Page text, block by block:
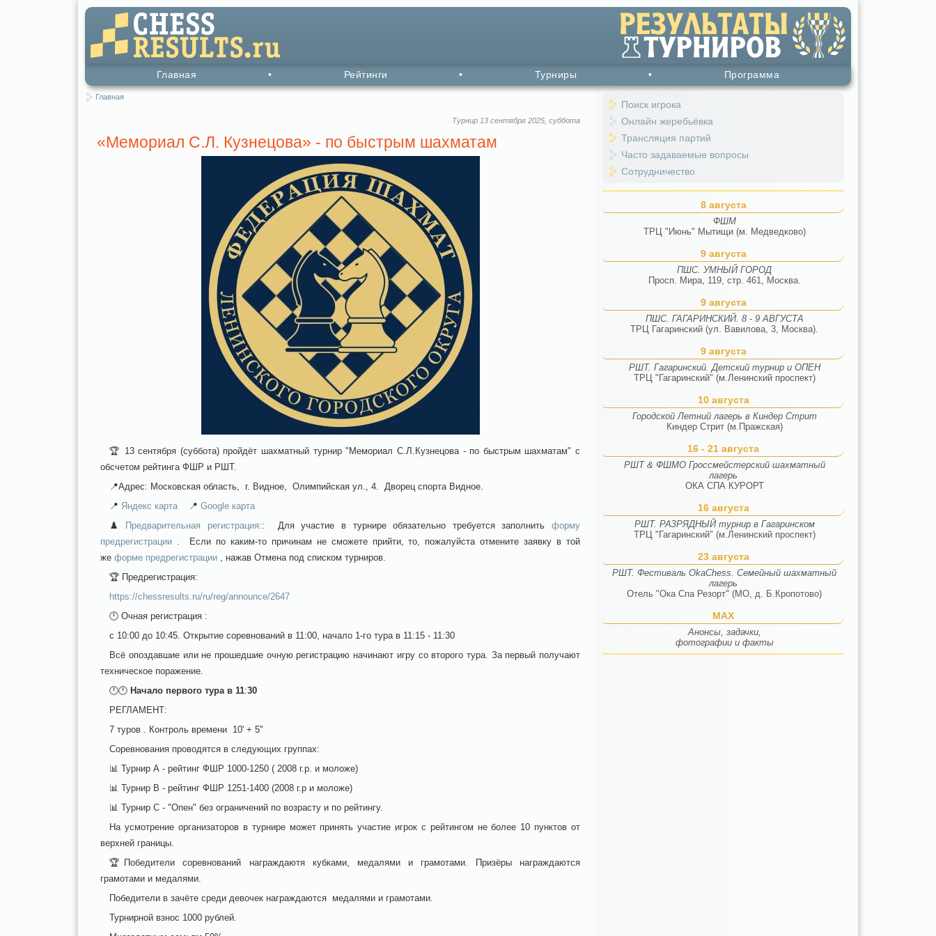
Главная • Рейтинги • Турниры • Программа
Главная
Турнир 13 сентября 2025, суббота
«Мемориал С.Л. Кузнецова» - по быстрым шахматам
🏆 13 сентября (суббота) пройдёт шахматный турнир "Мемориал С.Л.Кузнецова - по быстрым шахматам" с
обсчетом рейтинга ФШР и РШТ.
📍Адрес: Московская область, г. Видное, Олимпийская ул., 4. Дворец спорта Видное.
📍 Яндекс карта 📍Google карта
♟️
Предварительная регистрация:: Для участие в турнире обязательно требуется заполнитьформу
предрегистрации
. Если по каким-то причинам не сможете прийти, то, пожалуйста отмените заявку в той
жеформе предрегистрации
, нажав Отмена ​​под списком турниров.
🏆 Предрегистрация:
https://chessresults.ru/ru/reg/announce/2647
🕛 Очная регистрация :
с 10:00 до 10:45. Открытие соревнований в 11:00, начало 1-го тура в 11:15 - 11:30
Всё опоздавшие или не прошедшие очную регистрацию начинают игру со второго тура. За первый получают
техническое поражение.
🕛🕛 Начало первого тура в 11:30
РЕГЛАМЕНТ:
7 туров . Контроль времени 10' + 5"
Соревнования проводятся в следующих группах:
📊 Турнир А - рейтинг ФШР 1000-1250 ( 2008 г.р. и моложе)
📊 Турнир В - рейтинг ФШР 1251-1400 (2008 г.р и моложе)
📊 Турнир С - "Опен" без ограничений по возрасту и по рейтингу.
На усмотрение организаторов в турнире может принять участие игрок с рейтингом не более 10 пунктов от
верхней границы.
🏆Победители соревнований награждаютя кубками, медалями и грамотами. Призёры награждаются
грамотами и медалями.
Победители в зачёте среди девочек награждаются медалями и грамотами.
Турнирной взнос 1000 рублей.
Поиск игрока
Онлайн жеребьёвка
Трансляция партий
Часто задаваемые вопросы
Сотрудничество
8 августа
ФШМ
ТРЦ "Июнь" Мытищи (м. Медведково)
9 августа
ПШС. УМНЫЙ ГОРОД
Просп. Мира, 119, стр. 461, Москва.
9 августа
ПШС. ГАГАРИНСКИЙ. 8 - 9 АВГУСТА
ТРЦ Гагаринский (ул. Вавилова, 3, Москва).
9 августа
РШТ. Гагаринский. Детский турнир и ОПЕН
ТРЦ "Гагаринский" (м.Ленинский проспект)
10 августа
Городской Летний лагерь в Киндер Стрит
Киндер Стрит (м.Пражская)
16 - 21 августа
РШТ & ФШМО Гроссмейстерский шахматный
лагерь
ОКА СПА КУРОРТ
16 августа
РШТ. РАЗРЯДНЫЙ турнир в Гагаринском
ТРЦ "Гагаринский" (м.Ленинский проспект)
23 августа
РШТ. Фестиваль OkaChess. Семейный шахматный
лагерь
Отель "Ока Спа Резорт" (МО, д. Б.Кропотово)
MAX
Анонсы, задачки,
фотографии и факты